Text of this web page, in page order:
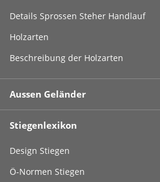
Details Sprossen Steher Handlauf
Holzarten
Beschreibung der Holzarten
Aussen Geländer
Stiegenlexikon
Design Stiegen
Ö-Normen Stiegen